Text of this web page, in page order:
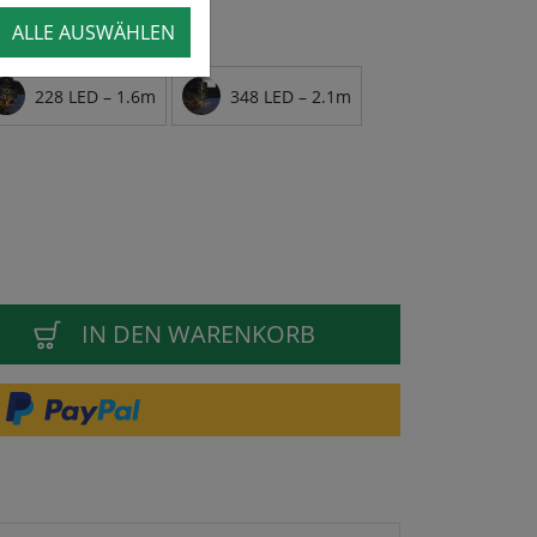
228 LED – 1.6m 348 LED – 2.1m
IN DEN WARENKORB
ALLE AUSWÄHLEN